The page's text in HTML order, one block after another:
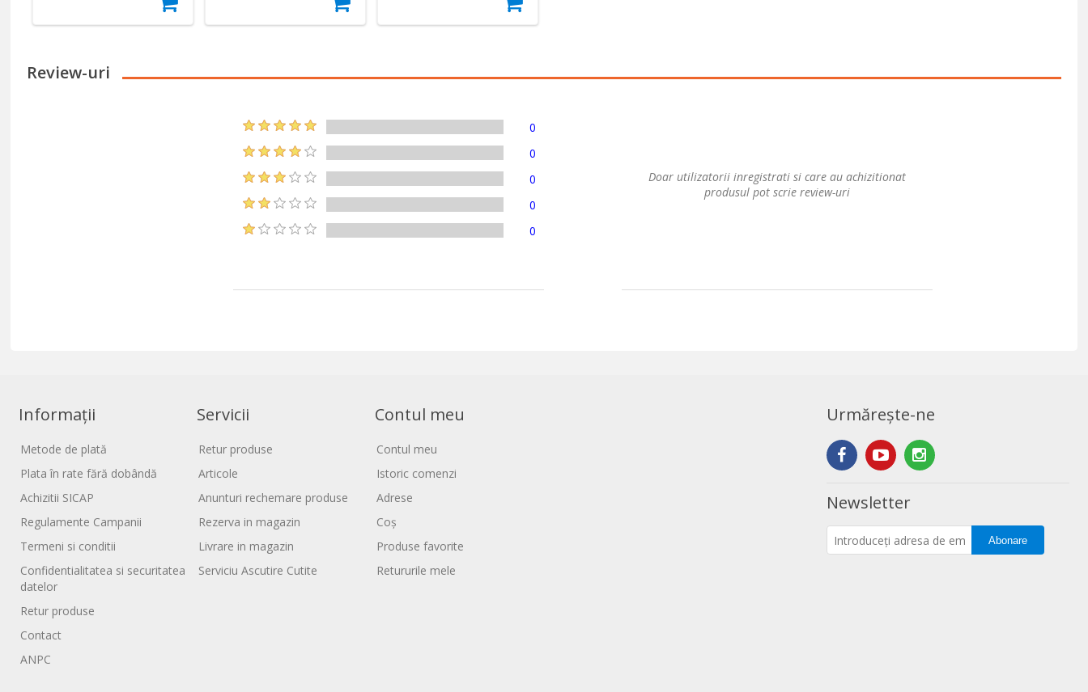
Review-uri
0
0
0
0
0
Doar utilizatorii inregistrati si care au achizitionat
produsul pot scrie review-uri
Informații
Metode de plată
Plata în rate fără dobândă
Achizitii SICAP
Regulamente Campanii
Termeni si conditii
Confidentialitatea si securitatea
datelor
Retur produse
Contact
ANPC
Servicii
Retur produse
Articole
Anunturi rechemare produse
Rezerva in magazin
Livrare in magazin
Serviciu Ascutire Cutite
Contul meu
Contul meu
Istoric comenzi
Adrese
Coș
Produse favorite
Retururile mele
Urmărește-ne
Newsletter
Abonare